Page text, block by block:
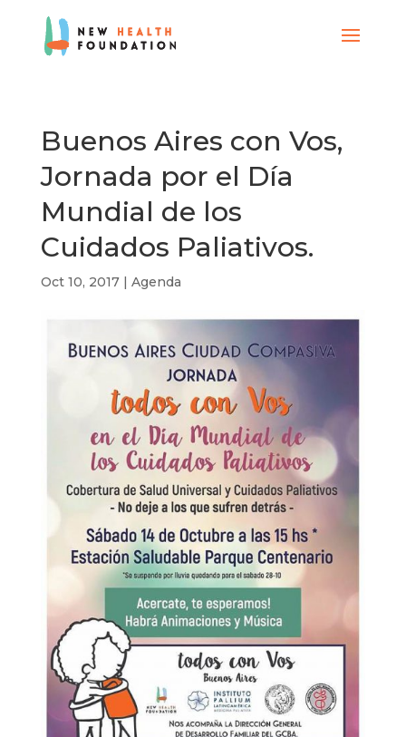
Buenos Aires con Vos,
Jornada por el Día
Mundial de los
Cuidados Paliativos.
Oct 10, 2017| Agenda